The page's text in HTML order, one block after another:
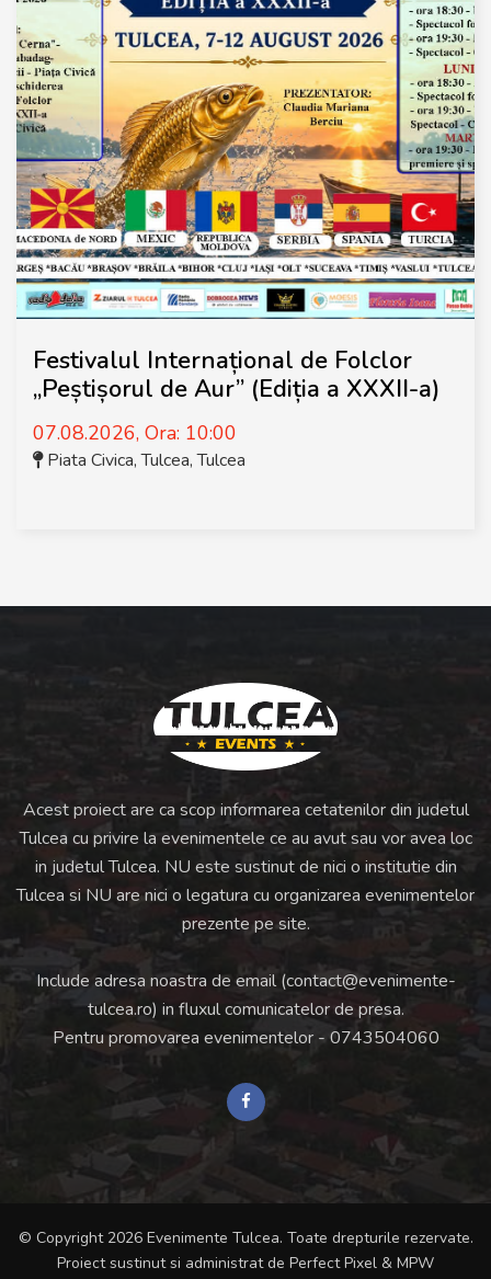
Festivalul Internațional de Folclor
„Peștișorul de Aur” (Ediția a XXXII-a)
07.08.2026, Ora: 10:00
Piata Civica, Tulcea,Tulcea
Acest proiect are ca scop informarea cetatenilor din judetul
Tulcea cu privire la evenimentele ce au avut sau vor avea loc
in judetul Tulcea. NU este sustinut de nici o institutie din
Tulcea si NU are nici o legatura cu organizarea evenimentelor
prezente pe site.
Include adresa noastra de email (contact@evenimente-
tulcea.ro) in fluxul comunicatelor de presa.
Pentru promovarea evenimentelor - 0743504060
© Copyright 2026 Evenimente Tulcea. Toate drepturile rezervate.
Proiect sustinut si administrat de Perfect Pixel & MPW